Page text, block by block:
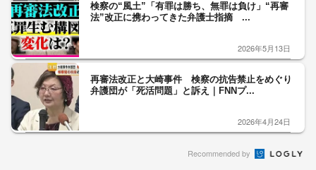
検察の“風土”「有罪は勝ち、無罪は負け」“再審
法”改正に携わってきた弁護士指摘 ...
2026年5月13日
再審法改正と大崎事件 検察の抗告禁止をめぐり
弁護団が「死活問題」と訴え｜FNNプ...
2026年4月24日
Recommended by